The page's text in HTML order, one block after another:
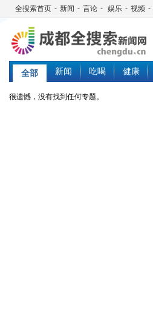
全搜索首页 - 新闻 - 言论 - 娱乐 - 视频 -
全部 新闻 吃喝 健康
很遗憾，没有找到任何专题。